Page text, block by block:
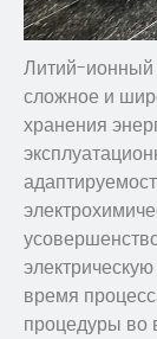
Литий-ионный
сложное и
хранения
время
процедуры во